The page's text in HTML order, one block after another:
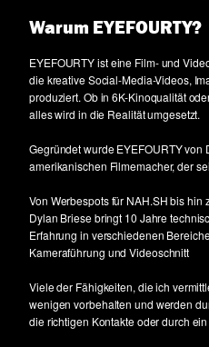
Warum EYEFOURTY?
EYEFOURTY ist eine Film- und
die kreative Social-Media-Videos,
produziert. Ob in 6K-Kinoqualität
alles wird in die Realität umgesetzt.
Gegründet wurde EYEFOURTY von
amerikanischen Filmemacher, der
Von Werbespots für NAH.SH bis
Dylan Briese bringt 10 Jahre
Erfahrung in verschiedenen
Kameraführung und Videoschnitt
Viele der Fähigkeiten, die ich
wenigen vorbehalten und werden
die richtigen Kontakte oder durch